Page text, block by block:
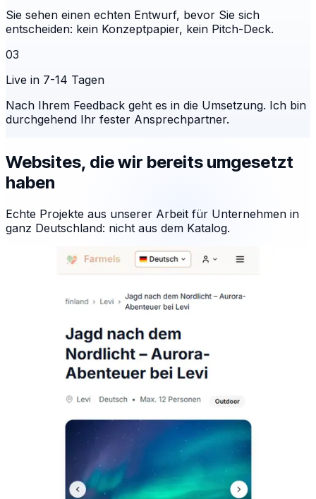
Sie sehen einen echten Entwurf, bevor Sie sich
entscheiden: kein Konzeptpapier, kein Pitch-Deck.
03
Live in 7-14 Tagen
Nach Ihrem Feedback geht es in die Umsetzung. Ich bin
durchgehend Ihr fester Ansprechpartner.
Websites, die wir bereits umgesetzt
haben
Echte Projekte aus unserer Arbeit für Unternehmen in
ganz Deutschland: nicht aus dem Katalog.